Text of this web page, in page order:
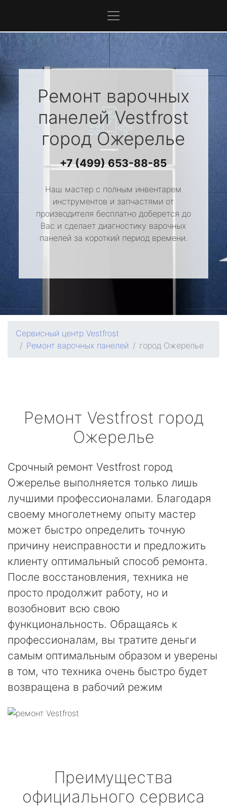
Ремонт варочных
панелей Vestfrost
город Ожерелье
+7 (499) 653-88-85
Наш мастер с полным инвентарем
инструментов и запчастями от
производителя бесплатно доберется до
Вас и сделает диагностику варочных
панелей за короткий период времени.
Сервисный центр Vestfrost
Ремонт варочных панелей
город Ожерелье
Ремонт Vestfrost город
Ожерелье
Срочный ремонт Vestfrost город
Ожерелье выполняется только лишь
лучшими профессионалами. Благодаря
своему многолетнему опыту мастер
может быстро определить точную
причину неисправности и предложить
клиенту оптимальный способ ремонта.
После восстановления, техника не
просто продолжит работу, но и
возобновит всю свою
функциональность. Обращаясь к
профессионалам, вы тратите деньги
самым оптимальным образом и уверены
в том, что техника очень быстро будет
возвращена в рабочий режим
Преимущества
официального сервиса